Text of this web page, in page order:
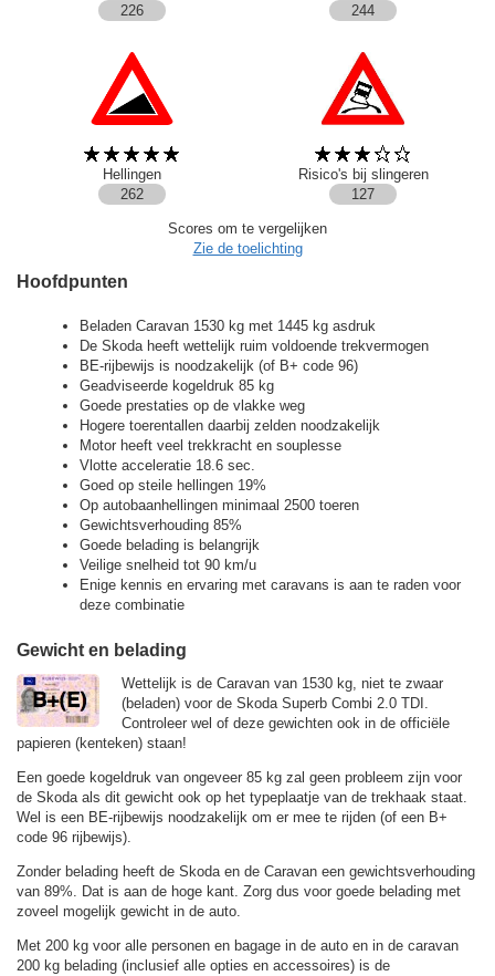
226
244
Hellingen
Risico's bij slingeren
262
127
Scores om te vergelijken
Zie de toelichting
Hoofdpunten
Beladen Caravan 1530 kg met 1445 kg asdruk
De Skoda heeft wettelijk ruim voldoende trekvermogen
BE-rijbewijs is noodzakelijk (of B+ code 96)
Geadviseerde kogeldruk 85 kg
Goede prestaties op de vlakke weg
Hogere toerentallen daarbij zelden noodzakelijk
Motor heeft veel trekkracht en souplesse
Vlotte acceleratie 18.6 sec.
Goed op steile hellingen 19%
Op autobaanhellingen minimaal 2500 toeren
Gewichtsverhouding 85%
Goede belading is belangrijk
Veilige snelheid tot 90 km/u
Enige kennis en ervaring met caravans is aan te raden voor
deze combinatie
Gewicht en belading
Wettelijk is de Caravan van 1530 kg, niet te zwaar
(beladen) voor de Skoda Superb Combi 2.0 TDI.
Controleer wel of deze gewichten ook in de officiële
papieren (kenteken) staan!
Een goede kogeldruk van ongeveer 85 kg zal geen probleem zijn voor
de Skoda als dit gewicht ook op het typeplaatje van de trekhaak staat.
Wel is een BE-rijbewijs noodzakelijk om er mee te rijden (of een B+
code 96 rijbewijs).
Zonder belading heeft de Skoda en de Caravan een gewichtsverhouding
van 89%. Dat is aan de hoge kant. Zorg dus voor goede belading met
zoveel mogelijk gewicht in de auto.
Met 200 kg voor alle personen en bagage in de auto en in de caravan
200 kg belading (inclusief alle opties en accessoires) is de